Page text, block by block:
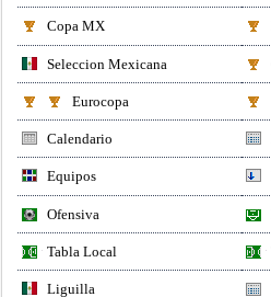
Copa MX
Seleccion Mexicana
Eurocopa
Calendario
Equipos
Ofensiva
Tabla Local
Liguilla